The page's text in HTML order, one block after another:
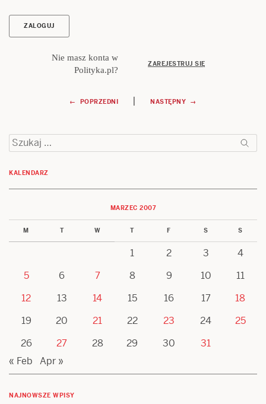
Nie masz konta w
Polityka.pl?
ZAREJESTRUJ SIĘ
Nawigacja
wpisu
← POPRZEDNI | NASTĘPNY →
Szukaj:
KALENDARZ
MARZEC 2007
M T W T F S S
1 2 3
4
5
6 7 8 9 10
11
12
13 14 15 16 17
18
19
20 21 22 23 24
25
26
27 28 29 30
31
« Feb
Apr »
NAJNOWSZE WPISY